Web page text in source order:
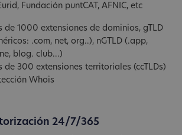
Fundación puntCAT, AFNIC, etc
de 1000 extensiones de dominios, gTLD
.com, net, org..), nGTLD (.app,
blog. club...)
de 300 extensiones territoriales (ccTLDs)
Whois
24/7/365